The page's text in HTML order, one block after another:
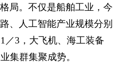
局。不仅是船舶工业，今
、人工智能产业规模分别
／3，大飞机、海工装备
集群集聚成势。